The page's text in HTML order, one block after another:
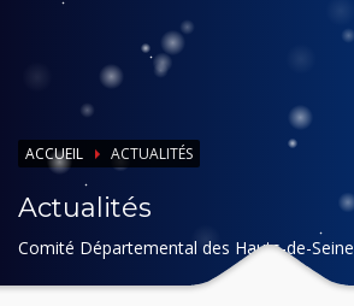
ACCUEIL ACTUALITÉS
Actualités
Comité Départemental des Hauts-de-Seine